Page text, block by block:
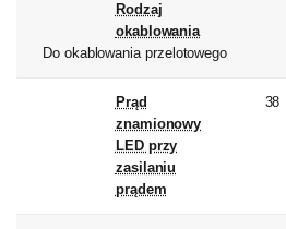
Rodzaj
okablowania
Do okablowania przelotowego
Prąd
znamionowy
LED przy
zasilaniu
prądem
38